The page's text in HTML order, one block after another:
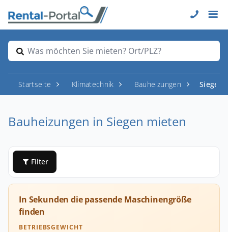
Was möchten Sie mieten? Ort/PLZ?
Startseite Klimatechnik Bauheizungen Siegen
Bauheizungen in Siegen mieten
Filter
In Sekunden die passende Maschinengröße
finden
BETRIEBSGEWICHT